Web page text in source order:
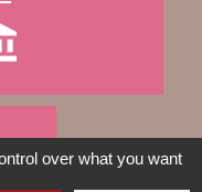
over what you want